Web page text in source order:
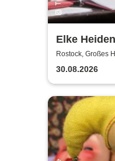
Elke
Rostock, Großes
30.08.2026